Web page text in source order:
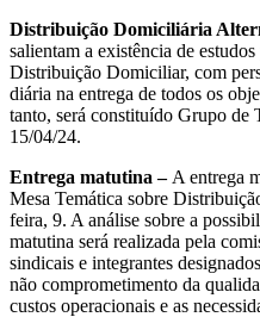
Distribuição Domiciliária
salientam a existência de
Distribuição Domiciliar, com
diária na entrega de todos os
tanto, será constituído Grupo de
15/04/24.
Entrega matutina – A entrega
Mesa Temática sobre
feira, 9. A análise sobre a
matutina será realizada pela
sindicais e integrantes
não comprometimento da
custos operacionais e as